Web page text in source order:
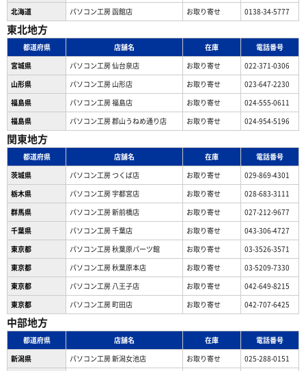
北海道
パソコン工房 函館店 お取り寄せ 0138-34-5777
東北地方
都道府県 店舗名 在庫
電話番号
宮城県
パソコン工房 仙台泉店 お取り寄せ
022-371-0306
山形県
パソコン工房 山形店 お取り寄せ
023-647-2230
福島県
パソコン工房 福島店 お取り寄せ
024-555-0611
福島県
パソコン工房 郡山うねめ通り店 お取り寄せ 024-954-5196
関東地方
都道府県 店舗名 在庫
電話番号
茨城県
パソコン工房 つくば店 お取り寄せ
029-869-4301
栃木県
パソコン工房 宇都宮店 お取り寄せ
028-683-3111
群馬県
パソコン工房 新前橋店 お取り寄せ
027-212-9677
千葉県
パソコン工房 千葉店 お取り寄せ
043-306-4727
東京都
パソコン工房 秋葉原パーツ館 お取り寄せ
03-3526-3571
東京都
パソコン工房 秋葉原本店 お取り寄せ
03-5209-7330
東京都
パソコン工房 八王子店 お取り寄せ
042-649-8215
東京都
パソコン工房 町田店 お取り寄せ 042-707-6425
中部地方
都道府県 店舗名 在庫
電話番号
新潟県
パソコン工房 新潟女池店 お取り寄せ
025-288-0151